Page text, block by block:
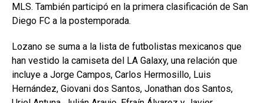
MLS. También participó en la primera clasificación de San
Diego FC a la postemporada.
Lozano se suma a la lista de futbolistas mexicanos que
han vestido la camiseta del LA Galaxy, una relación que
incluye a Jorge Campos, Carlos Hermosillo, Luis
Hernández, Giovani dos Santos, Jonathan dos Santos,